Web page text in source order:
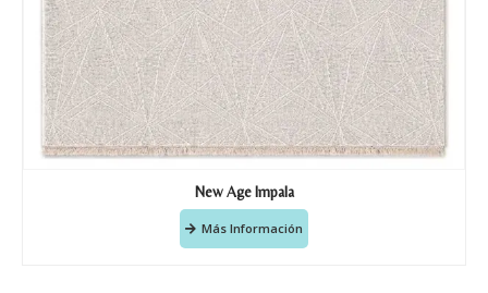
New Age Impala
Más Información